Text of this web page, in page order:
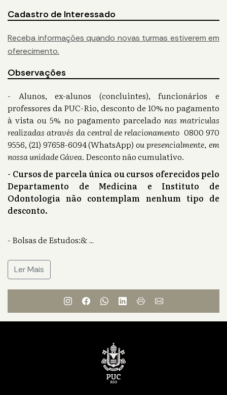
Cadastro de Interessado
Receba informações quando novas turmas estiverem em
oferecimento.
Observações
- Alunos, ex-alunos (concluintes), funcionários e
professores da PUC-Rio, desconto de 10% no pagamento
à vista ou 5% no pagamento parcelado nas matriculas
realizadas através da central de relacionamento 0800 970
9556, (21) 97658-6094 (WhatsApp)ou presencialmente, em
nossa unidade Gávea.Desconto não cumulativo.
- Cursos de parcela única ou cursos oferecidos pelo
Departamento de Medicina e Instituto de
Odontologia não contemplam nenhum tipo de
desconto.
- Bolsas de Estudos:&...
Ler Mais